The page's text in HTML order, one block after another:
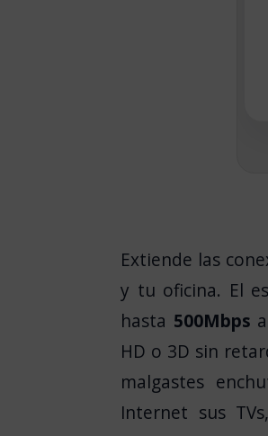
Extiende las
y tu oficina. El
hasta 500Mbps
HD o 3D sin
malgastes
Internet sus